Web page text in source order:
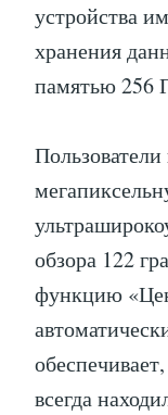
устройства
хранения
памятью 256
обзора 122
функцию
всегда